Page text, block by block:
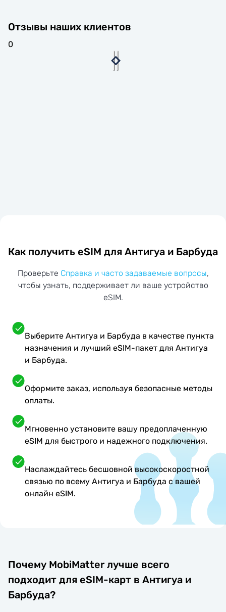
Отзывы наших клиентов
0
Как получить eSIM для Антигуа и Барбуда
Проверьте Справка и часто задаваемые вопросы,
чтобы узнать, поддерживает ли ваше устройство
eSIM.
Выберите Антигуа и Барбуда в качестве пункта
назначения и лучший eSIM-пакет для Антигуа
и Барбуда.
Оформите заказ, используя безопасные методы
оплаты.
Мгновенно установите вашу предоплаченную
eSIM для быстрого и надежного подключения.
Наслаждайтесь бесшовной высокоскоростной
связью по всему Антигуа и Барбуда с вашей
онлайн eSIM.
Почему MobiMatter лучше всего
подходит для eSIM-карт в Антигуа и
Барбуда?